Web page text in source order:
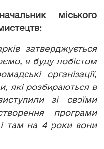
міського
затверджується
я буду лобістом
організації,
які розбираються в
зі своїми
програми
і там на 4 роки вони